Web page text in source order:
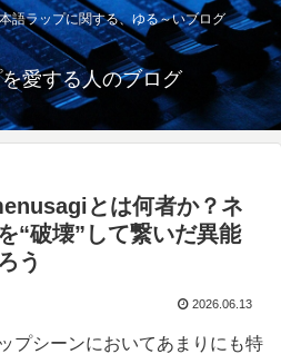
語ラップに関する、ゆる～いブログ
愛する人のブログ
とは何者か？ネ
“破壊”して繋いだ異能
う
2026.06.13
プシーンにおいてあまりにも特